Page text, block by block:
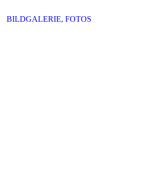
BILDGALERIE, FOTOS